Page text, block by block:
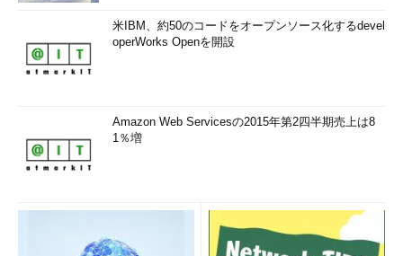
米IBM、約50のコードをオープンソース化するdevel
operWorks Openを開設
Amazon Web Servicesの2015年第2四半期売上は8
1％増